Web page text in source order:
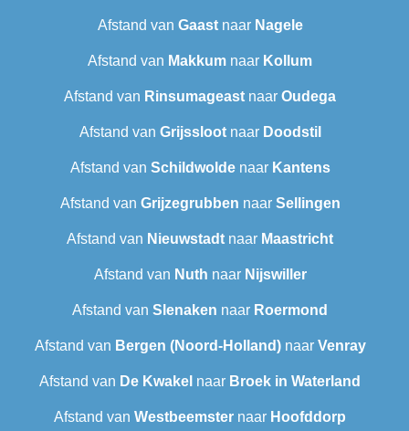
Afstand van Gaastnaar Nagele
Afstand van Makkum naar Kollum
Afstand van Rinsumageast naar Oudega
Afstand van Grijsslootnaar Doodstil
Afstand van Schildwoldenaar Kantens
Afstand van Grijzegrubben naar Sellingen
Afstand van Nieuwstadt naar Maastricht
Afstand van Nuth naar Nijswiller
Afstand van Slenaken naar Roermond
Afstand van Bergen (Noord-Holland)naar Venray
Afstand van De Kwakel naar Broek in Waterland
Afstand van Westbeemster naar Hoofddorp